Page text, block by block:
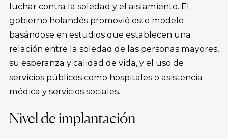
luchar contra la soledad y el aislamiento. El
gobierno holandés promovió este modelo
basándose en estudios que establecen una
relación entre la soledad de las personas mayores,
su esperanza y calidad de vida, y el uso de
servicios públicos como hospitales o asistencia
médica y servicios sociales.
Nivel de implantación